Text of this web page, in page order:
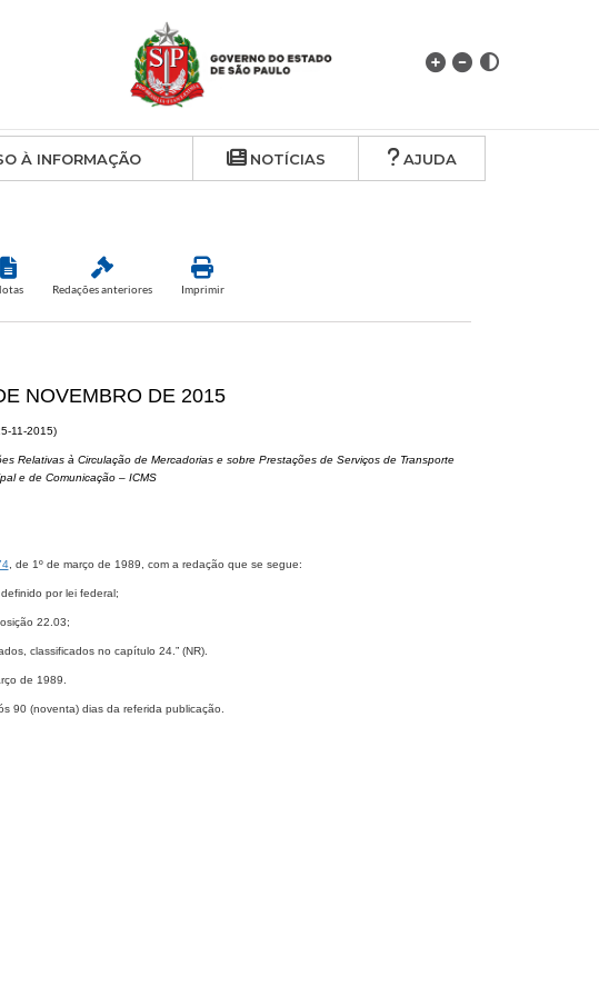
À INFORMAÇÃO NOTÍCIAS AJUDA
Redações anteriores Imprimir
NOVEMBRO DE 2015
11-2015)
Relativas à Circulação de Mercadorias e sobre Prestações de Serviços de Transporte
e de Comunicação – ICMS
, de 1º de março de 1989, com a redação que se segue:
por lei federal;
22.03;
classificados no capítulo 24.” (NR).
de 1989.
90 (noventa) dias da referida publicação.